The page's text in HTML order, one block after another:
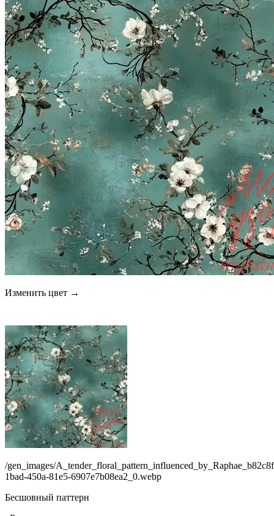
Изменить цвет →
/gen_images/
1bad-450a-81e5-6907e7b08ea2_0.webp
Бесшовный паттерн